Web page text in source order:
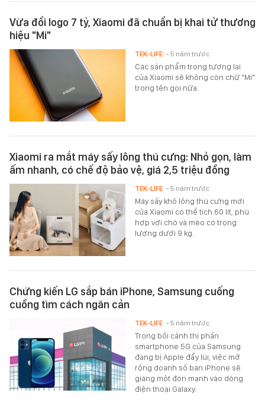
Vừa đổi logo 7 tỷ, Xiaomi đã chuẩn bị khai tử thương
hiệu "Mi"
Các sản phẩm trong tương lai
của Xiaomi sẽ không còn chữ "Mi"
trong tên gọi nữa.
TEK-LIFE - 5 năm trước
Xiaomi ra mắt máy sấy lông thú cưng: Nhỏ gọn, làm
ấm nhanh, có chế độ bảo vệ, giá 2,5 triệu đồng
Máy sấy khô lông thú cưng mới
của Xiaomi có thể tích 60 lít, phù
hợp với chó và mèo có trọng
lượng dưới 9 kg.
TEK-LIFE - 5 năm trước
Chứng kiến LG sắp bán iPhone, Samsung cuống
cuồng tìm cách ngăn cản
Trong bối cảnh thị phần
smartphone 5G của Samsung
đang bị Apple đẩy lùi, việc mở
rộng doanh số bán iPhone sẽ
giáng một đòn mạnh vào dòng
điện thoại Galaxy.
TEK-LIFE - 5 năm trước